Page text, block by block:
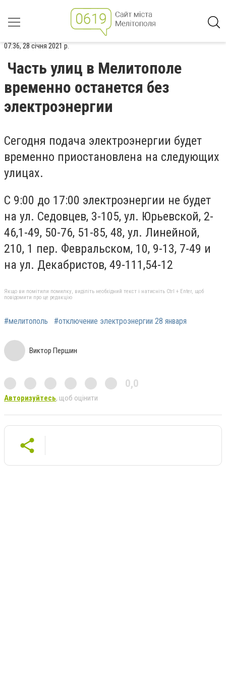
07:36, 28 січня 2021 р.
Часть улиц в Мелитополе
временно останется без
электроэнергии
Сегодня подача электроэнергии будет
временно приостановлена на следующих
улицах.
С 9:00 до 17:00 электроэнергии не будет
на ул. Седовцев, 3-105, ул. Юрьевской, 2-
46,1-49, 50-76, 51-85, 48, ул. Линейной,
210, 1 пер. Февральском, 10, 9-13, 7-49 и
на ул. Декабристов, 49-111,54-12
Якщо ви помітили помилку, виділіть необхідний текст і натисніть Ctrl + Enter, щоб
повідомити про це редакцію
#мелитополь #отключение электроэнергии 28 января
Виктор Першин
0,0
Авторизуйтесь, щоб оцінити